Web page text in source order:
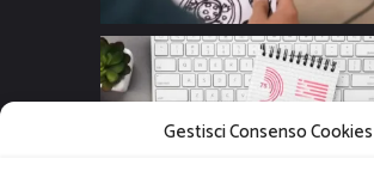
Gestisci Consenso Cookies